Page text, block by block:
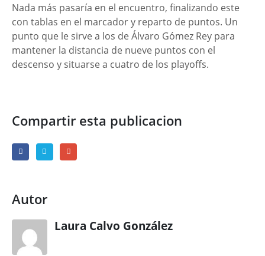
Nada más pasaría en el encuentro, finalizando este
con tablas en el marcador y reparto de puntos. Un
punto que le sirve a los de Álvaro Gómez Rey para
mantener la distancia de nueve puntos con el
descenso y situarse a cuatro de los playoffs.
Compartir esta publicacion
Autor
Laura Calvo González